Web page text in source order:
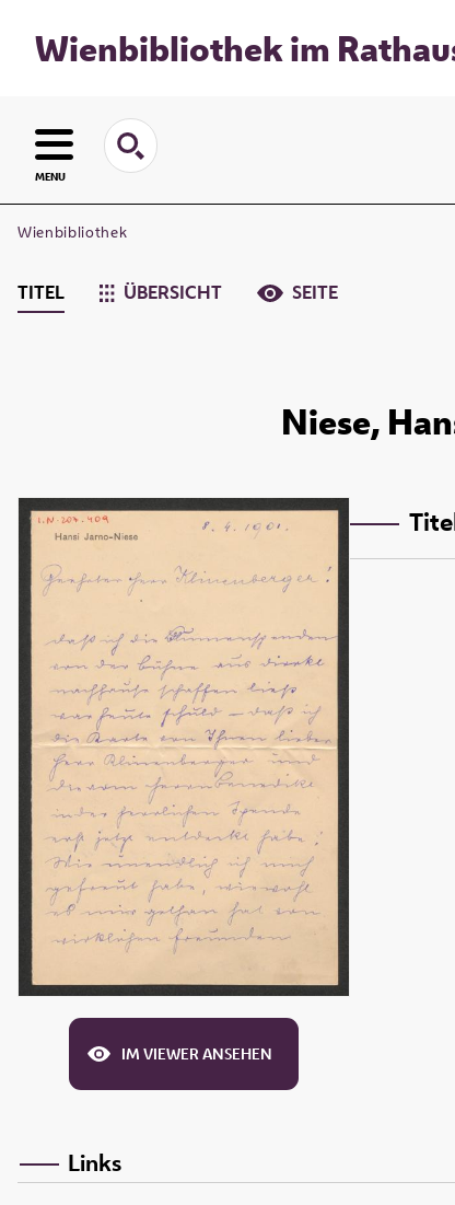
Wienbibliothek im
MENU
Wienbibliothek
TITEL ÜBERSICHT SEITE
Niese,
IM VIEWER ANSEHEN
Links